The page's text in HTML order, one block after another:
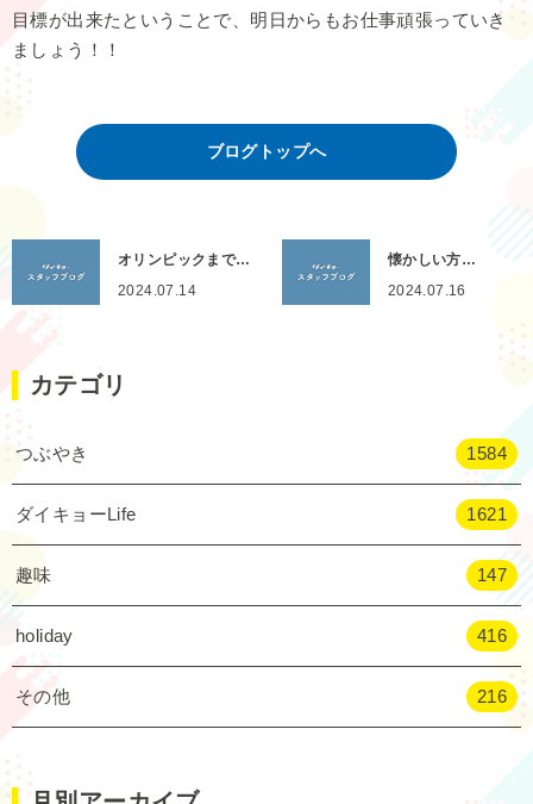
目標が出来たということで、明日からもお仕事頑張っていき
ましょう！！
ブログトップへ
オリンピックまで…
2024.07.14
懐かしい方…
2024.07.16
カテゴリ
つぶやき 1584
ダイキョーLife 1621
趣味 147
holiday 416
その他 216